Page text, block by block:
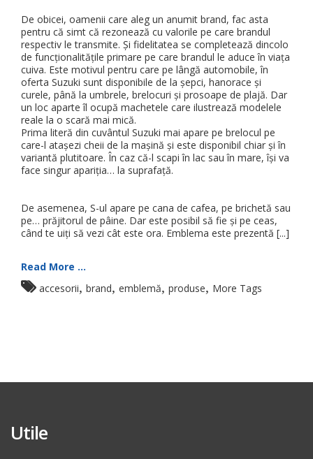
De obicei, oamenii care aleg un anumit brand, fac asta
pentru că simt că rezonează cu valorile pe care brandul
respectiv le transmite. Și fidelitatea se completează dincolo
de funcționalitățile primare pe care brandul le aduce în viața
cuiva. Este motivul pentru care pe lângă automobile, în
oferta Suzuki sunt disponibile de la șepci, hanorace și
curele, până la umbrele, brelocuri și prosoape de plajă. Dar
un loc aparte îl ocupă machetele care ilustrează modelele
reale la o scară mai mică.
Prima literă din cuvântul Suzuki mai apare pe brelocul pe
care-l atașezi cheii de la mașină și este disponibil chiar și în
variantă plutitoare. În caz că-l scapi în lac sau în mare, își va
face singur apariția… la suprafață.
De asemenea, S-ul apare pe cana de cafea, pe brichetă sau
pe… prăjitorul de pâine. Dar este posibil să fie și pe ceas,
când te uiți să vezi cât este ora. Emblema este prezentă [...]
Read More ...
accesorii, brand, emblemă, produse, More Tags
Utile